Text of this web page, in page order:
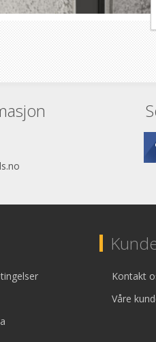
Kontakt
Våre